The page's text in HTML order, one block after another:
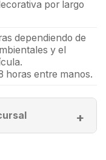
por largo
dependiendo de
y el
horas entre manos.